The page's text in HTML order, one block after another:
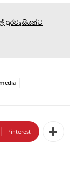
පුරවැසියන්ට
Pinterest